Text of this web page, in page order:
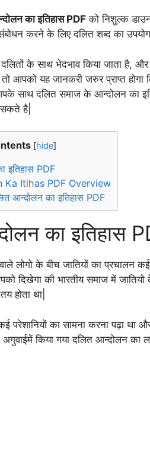
का इतिहास PDF को निशुल्क
करने के लिए दलित शब्द का उपयोग
के साथ भेदभाव किया जाता है,
आपको यह जानकरी जरुर प्राप्त
साथ दलित समाज के आन्दोलन का
है|
[hide]
इतिहास PDF
Ka Itihas PDF Overview
आन्दोलन का इतिहास PDF
का इतिहास
लोगो के बीच जातियों का प्रचालन
दिखेगा की भारतीय समाज में
होता था|
परेशानियों का सामना करना पढ़ा था
किया गया दलित आन्दोलन का